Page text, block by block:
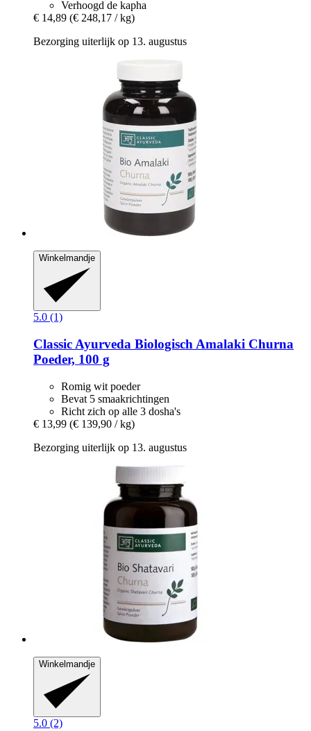
Verhoogd de kapha
€ 14,89 (€ 248,17 / kg)
Bezorging uiterlijk op 13. augustus
Winkelmandje
5.0 (1)
Classic Ayurveda Biologisch Amalaki Churna
Poeder, 100 g
Romig wit poeder
Bevat 5 smaakrichtingen
Richt zich op alle 3 dosha's
€ 13,99 (€ 139,90 / kg)
Bezorging uiterlijk op 13. augustus
Winkelmandje
5.0 (2)